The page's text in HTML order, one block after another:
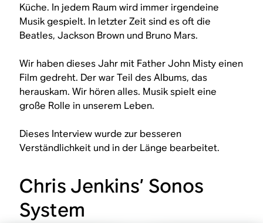
Küche. In jedem Raum wird immer irgendeine
Musik gespielt. In letzter Zeit sind es oft die
Beatles, Jackson Brown und Bruno Mars.
Wir haben dieses Jahr mit Father John Misty einen
Film gedreht. Der war Teil des Albums, das
herauskam. Wir hören alles. Musik spielt eine
große Rolle in unserem Leben.
Dieses Interview wurde zur besseren
Verständlichkeit und in der Länge bearbeitet.
Chris Jenkins’ Sonos
System